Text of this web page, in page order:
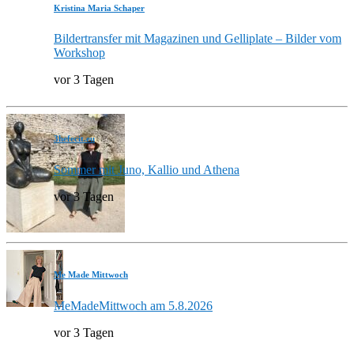
Kristina Maria Schaper
Bildertransfer mit Magazinen und Gelliplate – Bilder vom
Workshop
vor 3 Tagen
3hefecit.eu
Sommer mit Juno, Kallio und Athena
vor 3 Tagen
Me Made Mittwoch
MeMadeMittwoch am 5.8.2026
vor 3 Tagen